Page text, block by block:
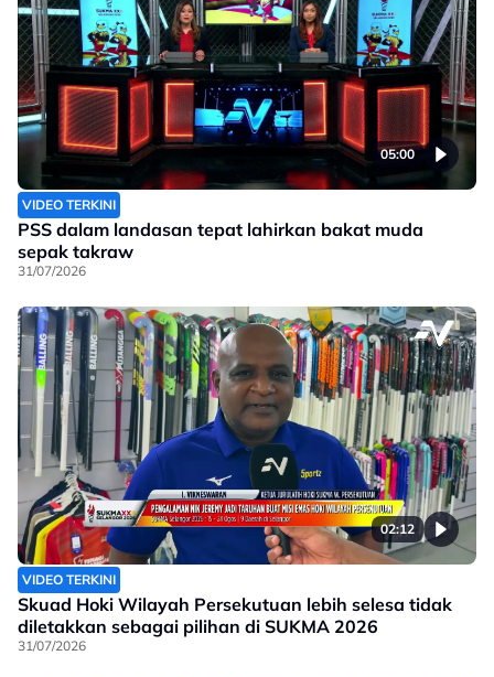
05:00
VIDEO TERKINI
PSS dalam landasan tepat lahirkan bakat muda
sepak takraw
31/07/2026
02:12
VIDEO TERKINI
Skuad Hoki Wilayah Persekutuan lebih selesa tidak
diletakkan sebagai pilihan di SUKMA 2026
31/07/2026